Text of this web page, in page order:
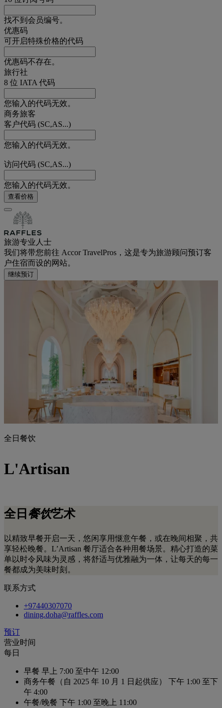
找不到会员编号。
优惠码
可开启特殊价格的代码
优惠码不存在。
旅行社
8 位 IATA 代码
您输入的代码无效。
商务旅客
客户代码 (SC,AS...)
您输入的代码无效。
访问代码 (SC,AS...)
您输入的代码无效。
查看价格
旅游专业人士
我们将带您前往 Accor TravelPros，这是专为旅游顾问预订客
户住宿而设的网站。
继续预订
全日餐饮
L'Artisan
全日 餐饮艺术
以精致早餐开启一天，悠闲享用惬意午餐，或在晚间相聚，共
享轻松晚餐。L’Artisan 餐厅适合各种用餐场景。精心打造的菜
单以时令风味为灵感，将舒适与优雅融为一体，让每天的每一
餐都成为美味时刻。
联系方式
+97440307070
dining.doha@raffles.com
预订
营业时间
每日
早餐 早上 7:00 至中午 12:00
商务午餐（自 2025 年 10 月 1 日起供应）
下午 1:00 至下
午 4:00
午餐/晚餐 下午 1:00 至晚上 11:00